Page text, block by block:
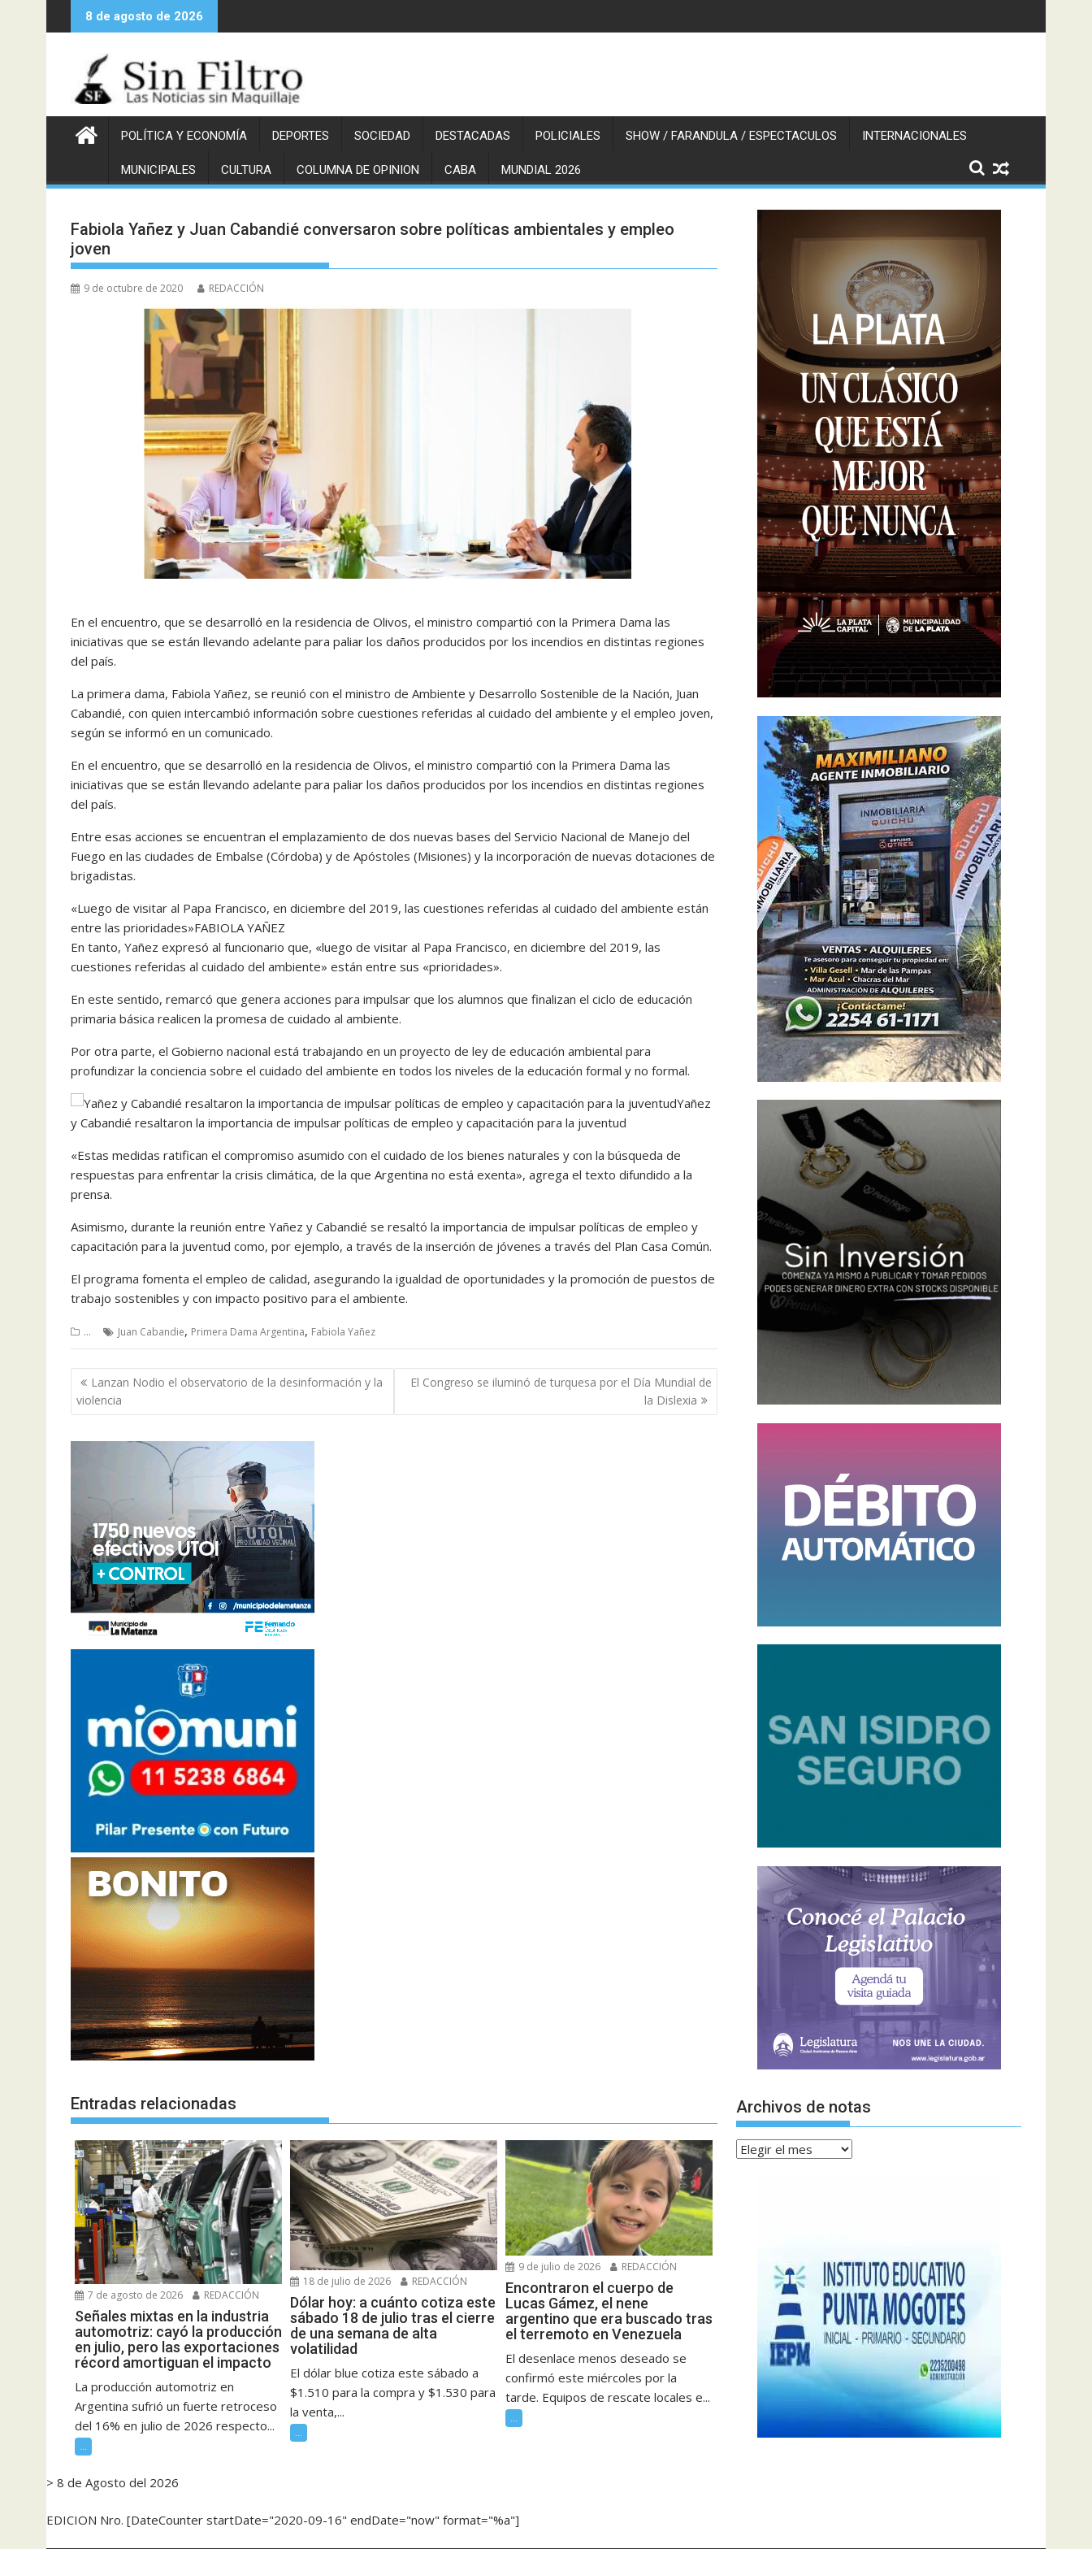
al
8 de agosto de 2026
POLÍTICA Y ECONOMÍA DEPORTES SOCIEDAD DESTACADAS POLICIALES SHOW / FARANDULA / ESPECTACULOS INTERNACIONALES
MUNICIPALES CULTURA COLUMNA DE OPINION CABA MUNDIAL 2026
Fabiola Yañez y Juan Cabandié conversaron sobre políticas ambientales y empleo
joven
9 de octubre de 2020 REDACCIÓN
En el encuentro, que se desarrolló en la residencia de Olivos, el ministro compartió con la Primera Dama las
iniciativas que se están llevando adelante para paliar los daños producidos por los incendios en distintas regiones
del país.
La primera dama, Fabiola Yañez, se reunió con el ministro de Ambiente y Desarrollo Sostenible de la Nación, Juan
Cabandié, con quien intercambió información sobre cuestiones referidas al cuidado del ambiente y el empleo joven,
según se informó en un comunicado.
En el encuentro, que se desarrolló en la residencia de Olivos, el ministro compartió con la Primera Dama las
iniciativas que se están llevando adelante para paliar los daños producidos por los incendios en distintas regiones
del país.
Entre esas acciones se encuentran el emplazamiento de dos nuevas bases del Servicio Nacional de Manejo del
Fuego en las ciudades de Embalse (Córdoba) y de Apóstoles (Misiones) y la incorporación de nuevas dotaciones de
brigadistas.
«Luego de visitar al Papa Francisco, en diciembre del 2019, las cuestiones referidas al cuidado del ambiente están
entre las prioridades»FABIOLA YAÑEZ
En tanto, Yañez expresó al funcionario que, «luego de visitar al Papa Francisco, en diciembre del 2019, las
cuestiones referidas al cuidado del ambiente» están entre sus «prioridades».
En este sentido, remarcó que genera acciones para impulsar que los alumnos que finalizan el ciclo de educación
primaria básica realicen la promesa de cuidado al ambiente.
Por otra parte, el Gobierno nacional está trabajando en un proyecto de ley de educación ambiental para
profundizar la conciencia sobre el cuidado del ambiente en todos los niveles de la educación formal y no formal.
Yañez
y Cabandié resaltaron la importancia de impulsar políticas de empleo y capacitación para la juventud
«Estas medidas ratifican el compromiso asumido con el cuidado de los bienes naturales y con la búsqueda de
respuestas para enfrentar la crisis climática, de la que Argentina no está exenta», agrega el texto difundido a la
prensa.
Asimismo, durante la reunión entre Yañez y Cabandié se resaltó la importancia de impulsar políticas de empleo y
capacitación para la juventud como, por ejemplo, a través de la inserción de jóvenes a través del Plan Casa Común.
El programa fomenta el empleo de calidad, asegurando la igualdad de oportunidades y la promoción de puestos de
trabajo sostenibles y con impacto positivo para el ambiente.
... Juan Cabandie, Primera Dama Argentina, Fabiola Yañez
Navegación
de
entradas
Lanzan Nodio el observatorio de la desinformación y la
violencia
El Congreso se iluminó de turquesa por el Día Mundial de
la Dislexia
Entradas relacionadas
7 de agosto de 2026 REDACCIÓN
Señales mixtas en la industria
automotriz: cayó la producción
en julio, pero las exportaciones
récord amortiguan el impacto
La producción automotriz en
Argentina sufrió un fuerte retroceso
del 16% en julio de 2026 respecto...
18 de julio de 2026 REDACCIÓN
Dólar hoy: a cuánto cotiza este
sábado 18 de julio tras el cierre
de una semana de alta
volatilidad
El dólar blue cotiza este sábado a
$1.510 para la compra y $1.530 para
la venta,...
9 de julio de 2026 REDACCIÓN
Encontraron el cuerpo de
Lucas Gámez, el nene
argentino que era buscado tras
el terremoto en Venezuela
El desenlace menos deseado se
confirmó este miércoles por la
tarde. Equipos de rescate locales e...
...
Archivos de notas
Archivos
> 8 de Agosto del 2026
EDICION Nro. [DateCounter startDate="2020-09-16" endDate="now" format="%a"]